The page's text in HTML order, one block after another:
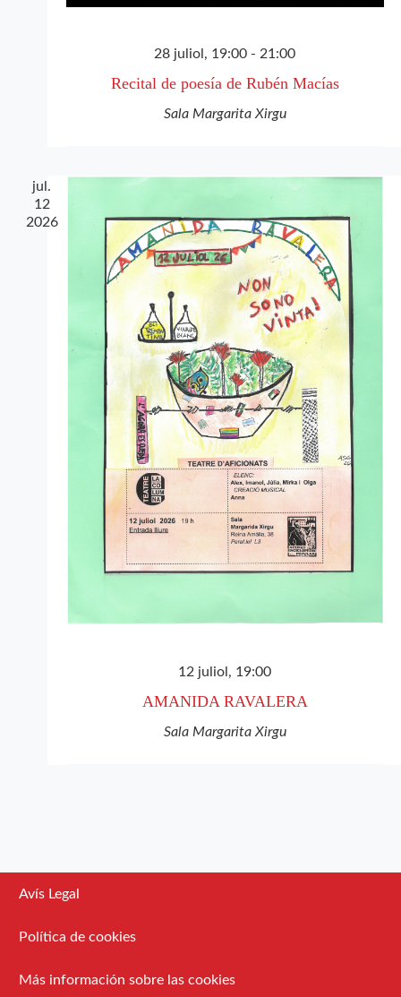
28 juliol, 19:00 - 21:00
Recital de poesía de Rubén Macías
Sala Margarita Xirgu
jul.
12
2026
12 juliol, 19:00
AMANIDA RAVALERA
Sala Margarita Xirgu
Avís Legal
Política de cookies
Más información sobre las cookies